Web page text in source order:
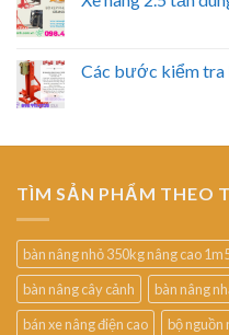
Các bước kiểm tra
TÌM SẢN PHẨM THEO
bàn nâng nhỏ 350kg nâng cao
bàn nâng cây cảnh
bàn nâng
bán xe nâng điện cao
bộ nguồn